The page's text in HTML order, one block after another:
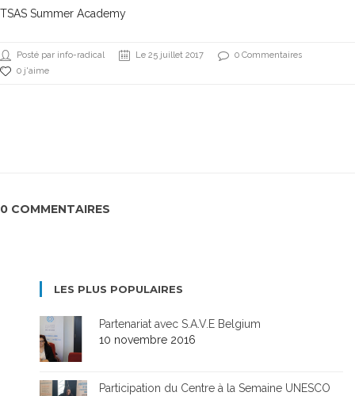
TSAS Summer Academy
Posté par info-radical Le 25 juillet 2017
0 Commentaires
0 j'aime
0 COMMENTAIRES
LES PLUS POPULAIRES
Partenariat avec S.A.V.E Belgium
10 novembre 2016
Participation du Centre à la Semaine UNESCO